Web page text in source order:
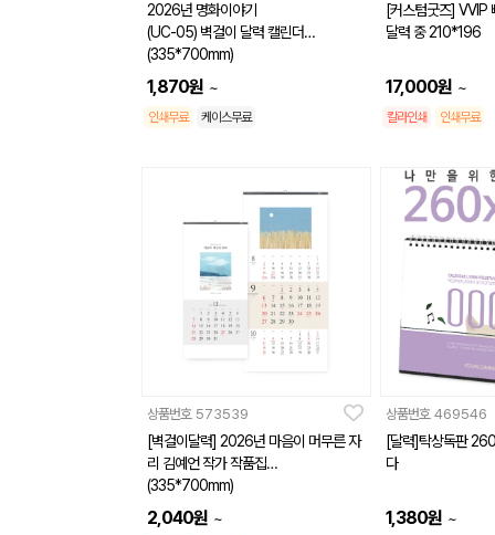
2026년 명화이야기
(UC-05) 벽걸이 달력 캘린더
(335*700mm)
1,870원 ~
인쇄무료 케이스무료
[커스텀굿즈] VVIP
달력 중 210*196
17,000원 ~
칼라인쇄 인쇄무료
상품번호 573539
[벽걸이달력] 2026년 마음이 머무른 자
리 김예언 작가 작품집
(335*700mm)
2,040원 ~
상품번호 469546
[달력]탁상독판
다
1,380원 ~